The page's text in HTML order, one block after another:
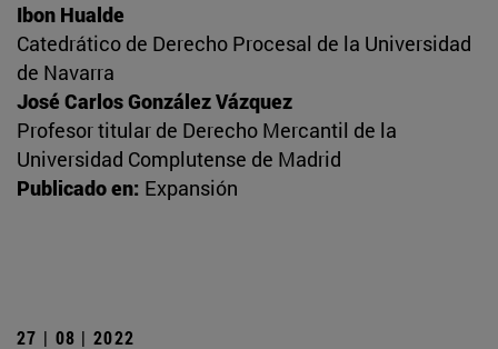
Ibon Hualde
Catedrático de Derecho Procesal de la Universidad
de Navarra
José Carlos González Vázquez
Profesor titular de Derecho Mercantil de la
Universidad Complutense de Madrid
Publicado en: Expansión
27 | 08 | 2022